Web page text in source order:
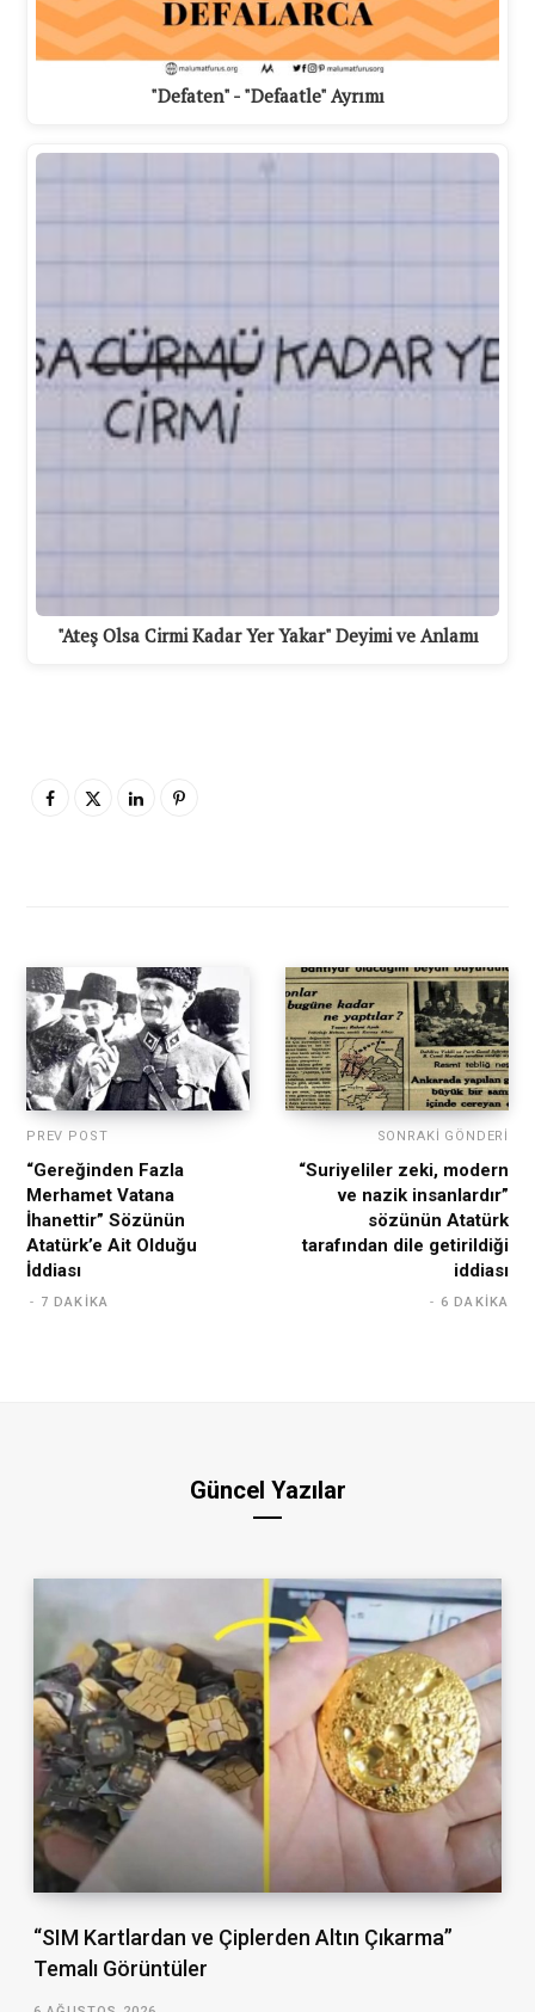
"Defaten" - "Defaatle" Ayrımı
"Ateş Olsa Cirmi Kadar Yer Yakar" Deyimi ve Anlamı
PREV POST
“Gereğinden Fazla
Merhamet Vatana
İhanettir” Sözünün
Atatürk’e Ait Olduğu
İddiası
7 DAKIKA
SONRAKI GÖNDERI
“Suriyeliler zeki, modern
ve nazik insanlardır”
sözünün Atatürk
tarafından dile getirildiği
iddiası
6 DAKIKA
Güncel Yazılar
“SIM Kartlardan ve Çiplerden Altın Çıkarma”
Temalı Görüntüler